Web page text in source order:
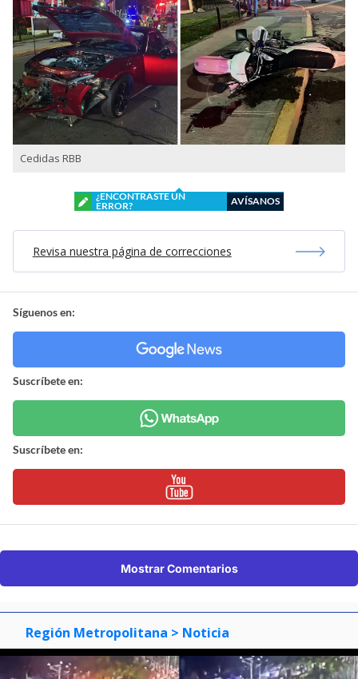
Cedidas RBB
¿ENCONTRASTE UN
ERROR?
AVÍSANOS
Revisa nuestra página de correcciones
Síguenos en:
Suscríbete en:
Suscríbete en:
Mostrar Comentarios
Región Metropolitana > Noticia